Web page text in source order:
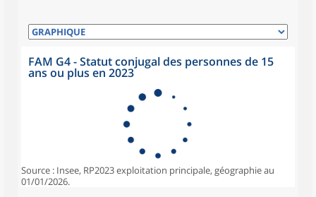
FAM G4 - Statut conjugal des personnes de 15
ans ou plus en 2023
Source : Insee, RP2023 exploitation principale, géographie au
01/01/2026.